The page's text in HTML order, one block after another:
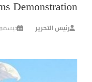
Demonstration
رئيس التحرير ديسمبر 2, 2015